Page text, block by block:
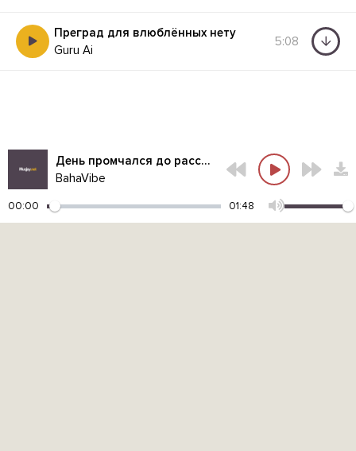
Преград для влюблённых нету
Guru Ai
5:08
День промчался до рассвета
BahaVibe
00:00 01:48